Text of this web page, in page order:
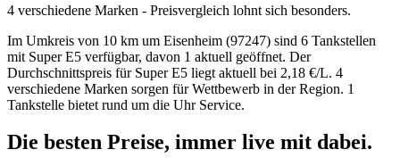
4 verschiedene Marken - Preisvergleich lohnt sich besonders.
Im Umkreis von 10 km um Eisenheim (97247) sind 6 Tankstellen
mit Super E5 verfügbar, davon 1 aktuell geöffnet. Der
Durchschnittspreis für Super E5 liegt aktuell bei 2,18 €/L. 4
verschiedene Marken sorgen für Wettbewerb in der Region. 1
Tankstelle bietet rund um die Uhr Service.
Die besten Preise, immer live mit dabei.